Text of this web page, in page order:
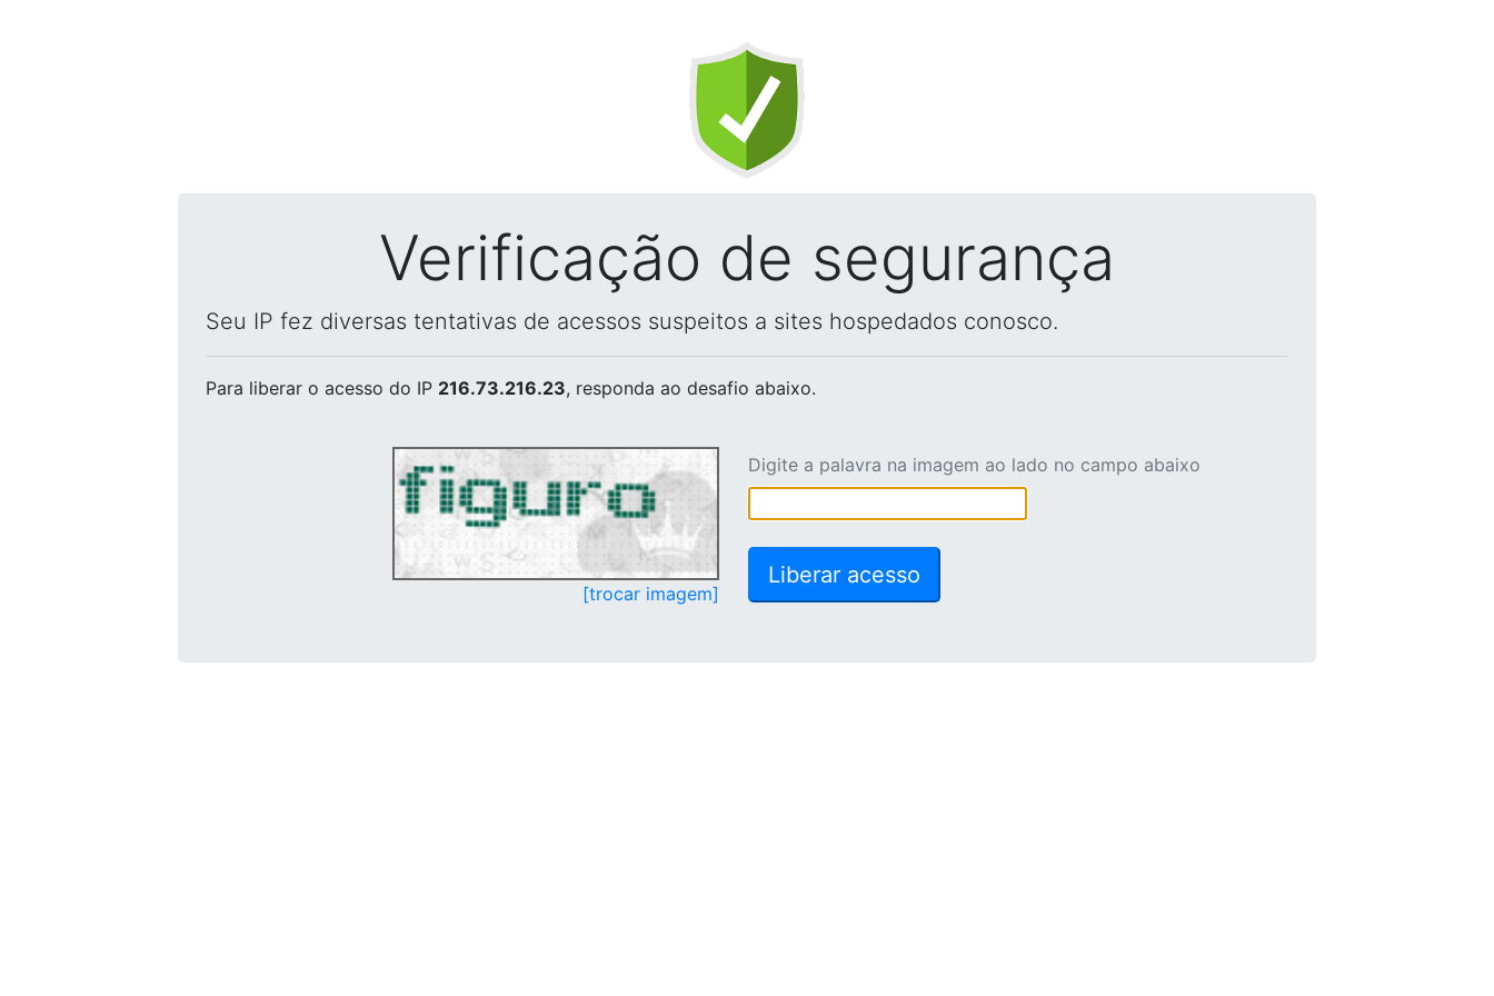
Verificação de segurança
Seu IP fez diversas tentativas de acessos suspeitos a sites hospedados conosco.
Para liberar o acesso do IP 216.73.216.23, responda ao desafio abaixo.
[trocar imagem]
Digite a palavra na imagem ao lado no campo abaixo